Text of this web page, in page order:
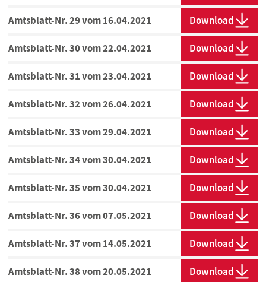
Amtsblatt-Nr. 29 vom 16.04.2021 Download
Amtsblatt-Nr. 30 vom 22.04.2021 Download
Amtsblatt-Nr. 31 vom 23.04.2021 Download
Amtsblatt-Nr. 32 vom 26.04.2021 Download
Amtsblatt-Nr. 33 vom 29.04.2021 Download
Amtsblatt-Nr. 34 vom 30.04.2021 Download
Amtsblatt-Nr. 35 vom 30.04.2021 Download
Amtsblatt-Nr. 36 vom 07.05.2021 Download
Amtsblatt-Nr. 37 vom 14.05.2021 Download
Amtsblatt-Nr. 38 vom 20.05.2021 Download